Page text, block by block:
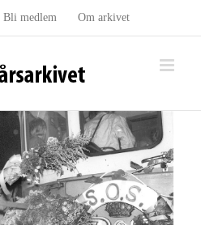
Bli medlem Om arkivet